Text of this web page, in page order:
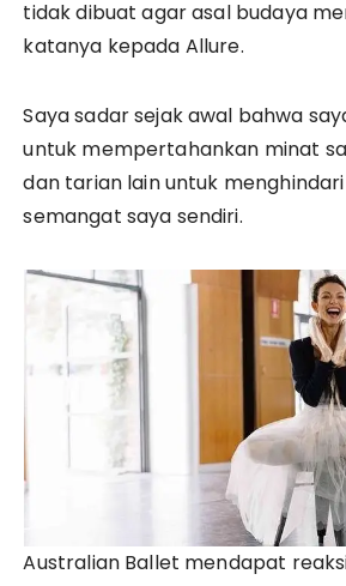
tidak dibuat agar asal budaya
katanya kepada Allure.
Saya sadar sejak awal bahwa
untuk mempertahankan minat
dan tarian lain untuk
semangat saya sendiri.
Australian Ballet mendapat